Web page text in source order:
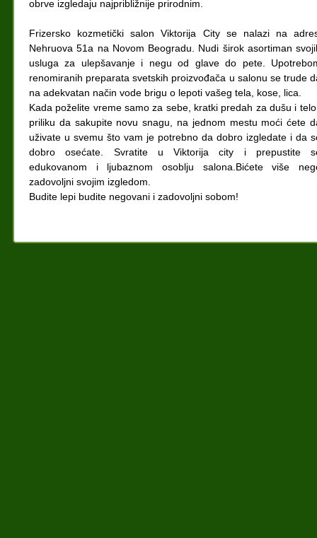
obrve izgledaju najpribližnije prirodnim.
Frizersko kozmetički salon Viktorija City se nalazi na
Nehruova 51a na Novom Beogradu. Nudi širok asortiman
usluga za ulepšavanje i negu od glave do pete.
renomiranih preparata svetskih proizvođača u salonu se trude
na adekvatan način vode brigu o lepoti vašeg tela, kose, lica.
Kada poželite vreme samo za sebe, kratki predah za dušu i
priliku da sakupite novu snagu, na jednom mestu moći ćete
uživate u svemu što vam je potrebno da dobro izgledate i da
dobro osećate. Svratite u Viktorija city i prepustite
edukovanom i ljubaznom osoblju salona.Bićete više
zadovoljni svojim izgledom.
Budite lepi budite negovani i zadovoljni sobom!